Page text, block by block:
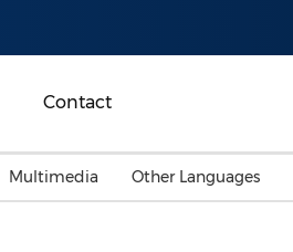
Contact
Multimedia Other Languages